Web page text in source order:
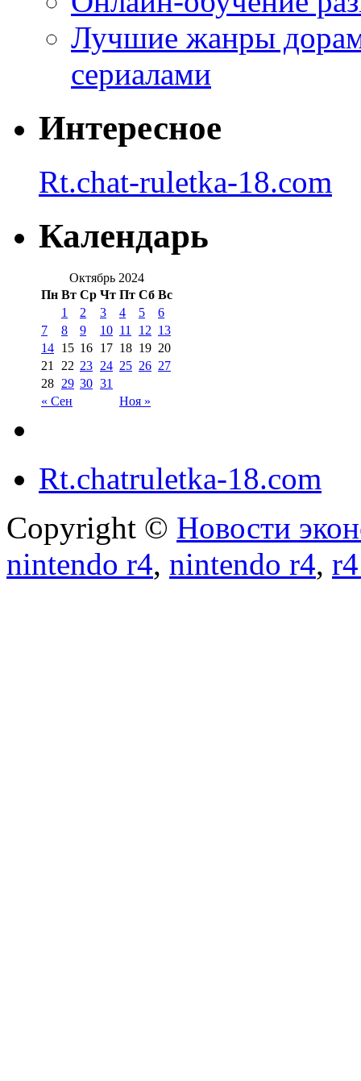
Лучшие жанры дорам
сериалами
Интересное
Rt.chat-ruletka-18.com
Календарь
Октябрь 2024
Пн Вт Ср Чт Пт Сб Вс
« Сен Ноя »
1 2 3 4 5
6
7
8 9 10 11 12 13
14 15 16 17 18 19 20
21 22 23 24 25 26 27
28 29 30 31
Rt.chatruletka-18.com
Copyright © Новости
nintendo r4, nintendo r4,